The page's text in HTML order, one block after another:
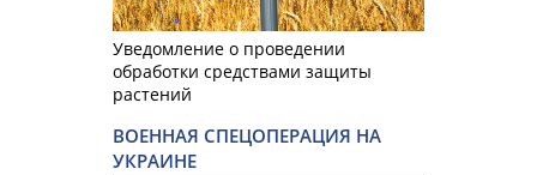
Уведомление о проведении
обработки средствами защиты
растений
ВОЕННАЯ СПЕЦОПЕРАЦИЯ НА
УКРАИНЕ